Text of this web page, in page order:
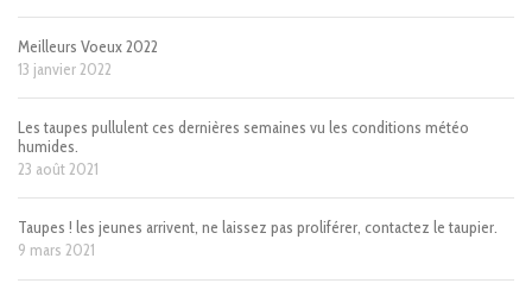
Meilleurs Voeux 2022
13 janvier 2022
Les taupes pullulent ces dernières semaines vu les conditions météo
humides.
23 août 2021
Taupes ! les jeunes arrivent, ne laissez pas proliférer, contactez le taupier.
9 mars 2021